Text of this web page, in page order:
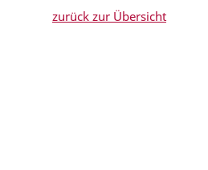
zurück zur Übersicht